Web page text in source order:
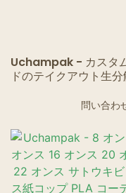
Uchampak - カスタ
ドのテイクアウト生
ップシングルウォー
問い合わ